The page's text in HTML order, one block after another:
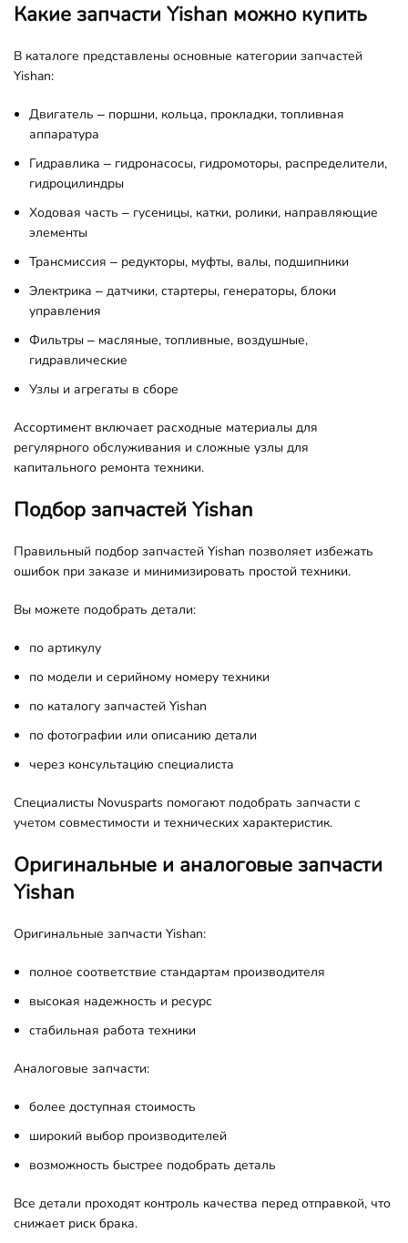
Какие запчасти Yishan можно купить
В каталоге представлены основные категории запчастей
Yishan:
Двигатель – поршни, кольца, прокладки, топливная
аппаратура
Гидравлика – гидронасосы, гидромоторы, распределители,
гидроцилиндры
Ходовая часть – гусеницы, катки, ролики, направляющие
элементы
Трансмиссия – редукторы, муфты, валы, подшипники
Электрика – датчики, стартеры, генераторы, блоки
управления
Фильтры – масляные, топливные, воздушные,
гидравлические
Узлы и агрегаты в сборе
Ассортимент включает расходные материалы для
регулярного обслуживания и сложные узлы для
капитального ремонта техники.
Подбор запчастей Yishan
Правильный подбор запчастей Yishan позволяет избежать
ошибок при заказе и минимизировать простой техники.
Вы можете подобрать детали:
по артикулу
по модели и серийному номеру техники
по каталогу запчастей Yishan
по фотографии или описанию детали
через консультацию специалиста
Специалисты Novusparts помогают подобрать запчасти с
учетом совместимости и технических характеристик.
Оригинальные и аналоговые запчасти
Yishan
Оригинальные запчасти Yishan:
полное соответствие стандартам производителя
высокая надежность и ресурс
стабильная работа техники
Аналоговые запчасти:
более доступная стоимость
широкий выбор производителей
возможность быстрее подобрать деталь
Все детали проходят контроль качества перед отправкой, что
снижает риск брака.